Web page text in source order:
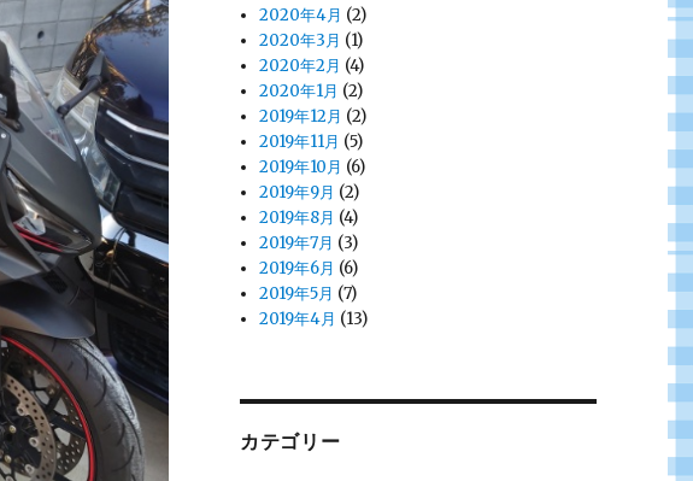
2020年4月 (2)
2020年3月 (1)
2020年2月 (4)
2020年1月 (2)
2019年12月 (2)
2019年11月 (5)
2019年10月 (6)
2019年9月 (2)
2019年8月 (4)
2019年7月 (3)
2019年6月 (6)
2019年5月 (7)
2019年4月 (13)
カテゴリー